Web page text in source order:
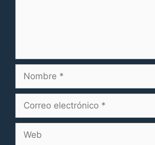
Nombre
Correo
Web